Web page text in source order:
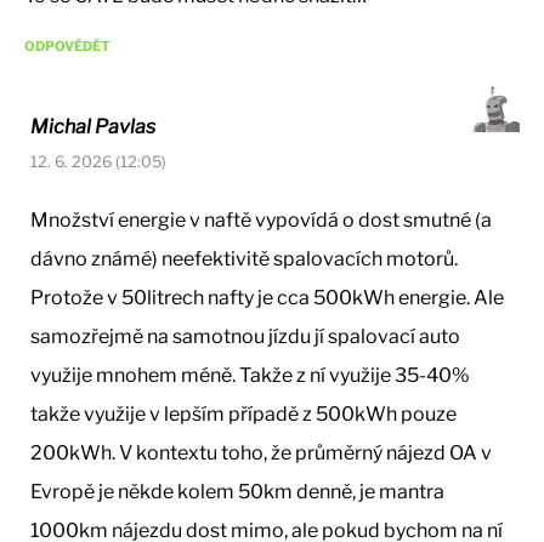
ODPOVĚDĚT
Michal Pavlas
12. 6. 2026 (12:05)
Množství energie v naftě vypovídá o dost smutné (a
dávno známé) neefektivitě spalovacích motorů.
Protože v 50litrech nafty je cca 500kWh energie. Ale
samozřejmě na samotnou jízdu jí spalovací auto
využije mnohem méně. Takže z ní využije 35-40%
takže využije v lepším případě z 500kWh pouze
200kWh. V kontextu toho, že průměrný nájezd OA v
Evropě je někde kolem 50km denně, je mantra
1000km nájezdu dost mimo, ale pokud bychom na ní